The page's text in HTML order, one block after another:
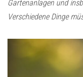
Gartenanlagen und
Verschiedene Dinge